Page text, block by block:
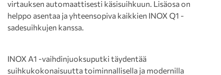
virtauksen automaattisesti käsisuihkuun. Lisäosa on
helppo asentaa ja yhteensopiva kaikkien INOX Q1 -
sadesuihkujen kanssa.
INOX A1 -vaihdinjuoksuputki täydentää
suihkukokonaisuutta toiminnallisella ja modernilla